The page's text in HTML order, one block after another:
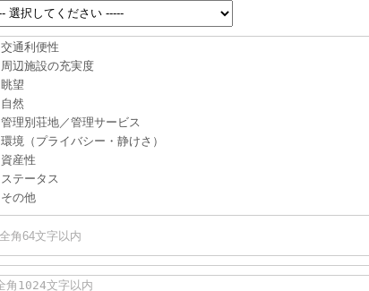
交通利便性
周辺施設の充実度
眺望
自然
管理別荘地／管理サービス
環境（プライバシー・静けさ）
資産性
ステータス
その他